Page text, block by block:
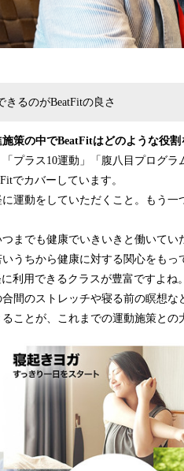
るのがBeatFitの良さ
の中でBeatFitはどのような役割
「プラス10運動」「腹八目プログ
でカバーしています。
運動をしていただくこと。もう
までも健康でいきいきと働いて
うちから健康に対する関心をもっ
利用できるクラスが豊富ですよ
間のストレッチや寝る前の瞑想
ことが、これまでの運動施策との